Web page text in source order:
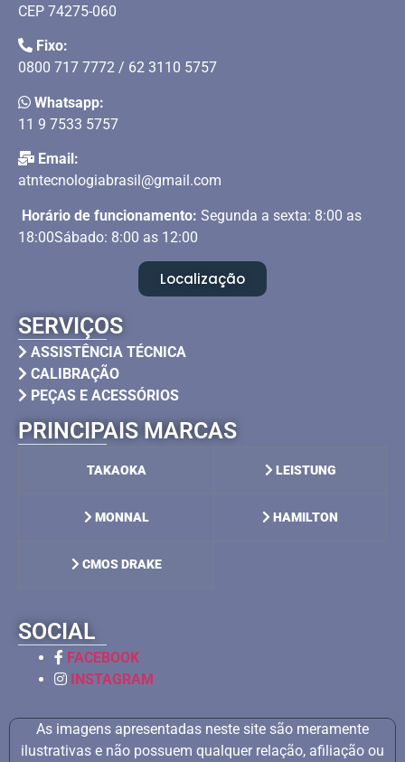
CEP 74275-060
Fixo:
0800 717 7772 / 62 3110 5757
Whatsapp:
11 9 7533 5757
Email:
atntecnologiabrasil@gmail.com
Horário de funcionamento: Segunda a sexta: 8:00 as
18:00Sábado: 8:00 as 12:00
Localização
SERVIÇOS
ASSISTÊNCIA TÉCNICA
CALIBRAÇÃO
PEÇAS E ACESSÓRIOS
PRINCIPAIS MARCAS
TAKAOKA LEISTUNG
MONNAL HAMILTON
CMOS DRAKE
SOCIAL
FACEBOOK
INSTAGRAM
As imagens apresentadas neste site são meramente
ilustrativas e não possuem qualquer relação, afiliação ou